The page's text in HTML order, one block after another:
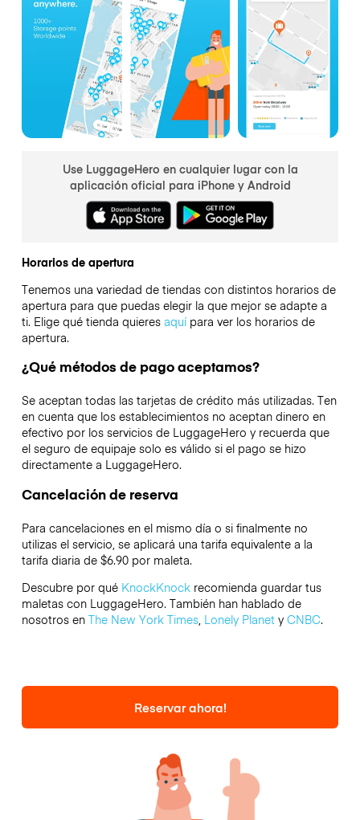
Use LuggageHero en cualquier lugar con la
aplicación oficial para iPhone y Android
Horarios de apertura
Tenemos una variedad de tiendas con distintos horarios de
apertura para que puedas elegir la que mejor se adapte a
ti. Elige qué tienda quieres aquípara ver los horarios de
apertura.
¿Qué métodos de pago aceptamos?
Se aceptan todas las tarjetas de crédito más utilizadas. Ten
en cuenta que los establecimientos no aceptan dinero en
efectivo por los servicios de LuggageHero y recuerda que
el seguro de equipaje solo es válido si el pago se hizo
directamente a LuggageHero.
Cancelación de reserva
Para cancelaciones en el mismo día o si finalmente no
utilizas el servicio, se aplicará una tarifa equivalente a la
tarifa diaria de $6.90 por maleta.
Descubre por qué KnockKnockrecomienda guardar tus
maletas con LuggageHero. También han hablado de
nosotros en The New York Times, Lonely Planety CNBC.
Reservar ahora!